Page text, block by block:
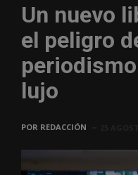
Un nuevo
el peligro
lujo
POR REDACCIÓN